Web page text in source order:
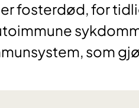
fosterdød, for
som